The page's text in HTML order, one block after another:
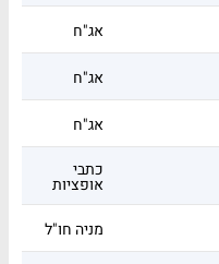
אג"ח
אג"ח
אג"ח
כתבי
אופציות
מניה חו"ל